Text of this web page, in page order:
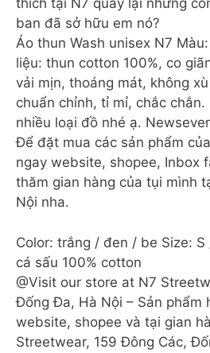
thích tại N7 quay lại nhưng
ban đã sở hữu em nó?
Áo thun Wash unisex N7
liệu: thun cotton 100%, co
vải mịn, thoáng mát, không
chuẩn chỉnh, tỉ mỉ, chắc chắn.
nhiều loại đồ nhé ạ.
Để đặt mua các sản phẩm
ngay website, shopee, Inbox
thăm gian hàng của tụi mình
Nội nha.
Color: trắng / đen / be Size:
cá sấu 100% cotton
@Visit our store at N7
Đống Đa, Hà Nội – Sản phẩm
website, shopee và tại gian
Streetwear, 159 Đông Các,